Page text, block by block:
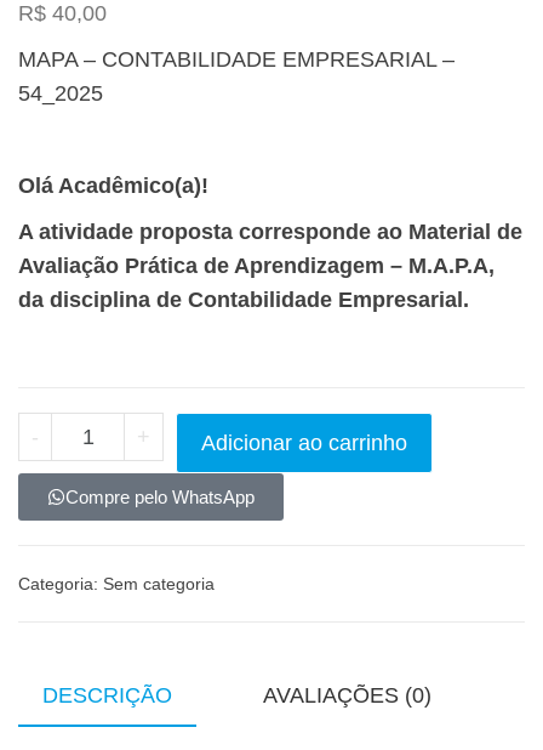
R$ 40,00
MAPA – CONTABILIDADE EMPRESARIAL –
54_2025
Olá Acadêmico(a)!
A atividade proposta corresponde ao Material de
Avaliação Prática de Aprendizagem – M.A.P.A,
da disciplina de Contabilidade Empresarial.
- + Adicionar ao carrinho
Compre pelo WhatsApp
Categoria: Sem categoria
DESCRIÇÃO AVALIAÇÕES (0)